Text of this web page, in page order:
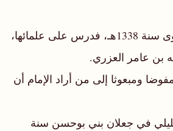
انتقل مع أبيه إلى نزوى سنة 1338هـ، فدرس على علمائها،
بن عامر العزري.
ومبعوثا إلى من أراد الإمام أن
في جعلان بني بوحسن سنة